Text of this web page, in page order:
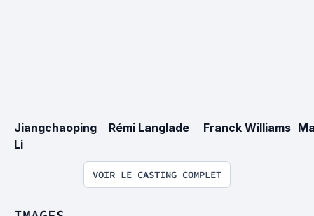
Jiangchaoping
Li
Rémi Langlade Franck Williams
VOIR LE CASTING COMPLET